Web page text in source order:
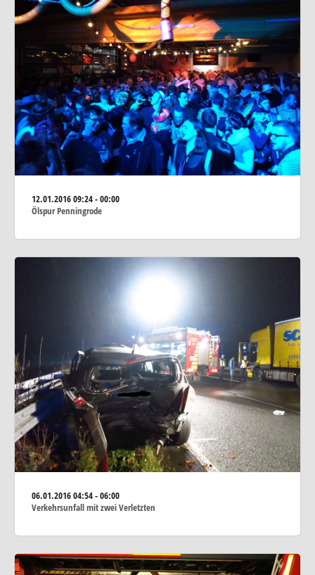
12.01.201609:24 - 00:00
Ölspur Penningrode
06.01.201604:54 - 06:00
Verkehrsunfall mit zwei Verletzten